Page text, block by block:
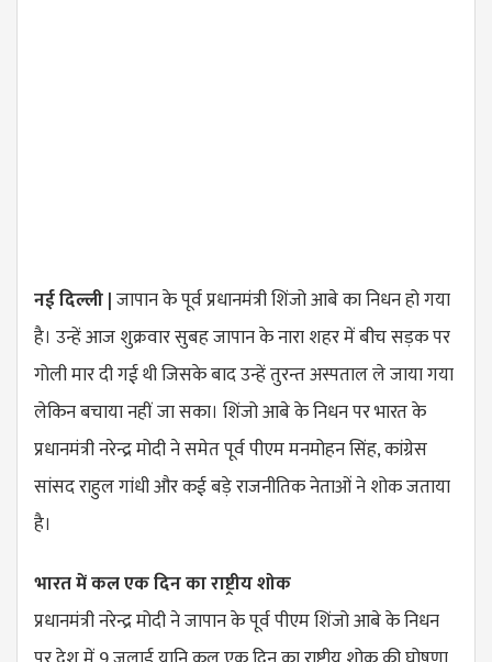
नई दिल्ली |जापान के पूर्व प्रधानमंत्री शिंजो आबे का निधन हो गया
है। उन्हें आज शुक्रवार सुबह जापान के नारा शहर में बीच सड़क पर
गोली मार दी गई थी जिसके बाद उन्हें तुरन्त अस्पताल ले जाया गया
लेकिन बचाया नहीं जा सका। शिंजो आबे के निधन पर भारत के
प्रधानमंत्री नरेन्द्र मोदी ने समेत पूर्व पीएम मनमोहन सिंह, कांग्रेस
सांसद राहुल गांधी और कई बड़े राजनीतिक नेताओं ने शोक जताया
है।
भारत में कल एक दिन का राष्ट्रीय शोक
प्रधानमंत्री नरेन्द्र मोदी ने जापान के पूर्व पीएम शिंजो आबे के निधन